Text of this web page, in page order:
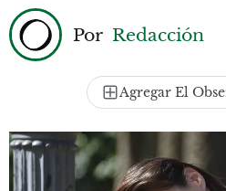
Por Redacción
Agregar El